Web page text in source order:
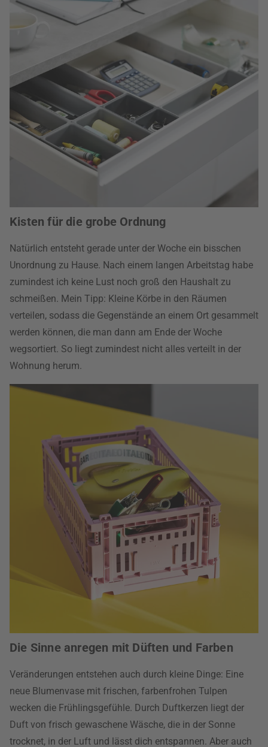
Kisten für die grobe Ordnung
Natürlich entsteht gerade unter der Woche ein bisschen
Unordnung zu Hause. Nach einem langen Arbeitstag habe
zumindest ich keine Lust noch groß den Haushalt zu
schmeißen. Mein Tipp: Kleine Körbe in den Räumen
verteilen, sodass die Gegenstände an einem Ort gesammelt
werden können, die man dann am Ende der Woche
wegsortiert. So liegt zumindest nicht alles verteilt in der
Wohnung herum.
Die Sinne anregen mit Düften und Farben
Veränderungen entstehen auch durch kleine Dinge: Eine
neue Blumenvase mit frischen, farbenfrohen Tulpen
wecken die Frühlingsgefühle. Durch Duftkerzen liegt der
Duft von frisch gewaschene Wäsche, die in der Sonne
trocknet, in der Luft und lässt dich entspannen. Aber auch